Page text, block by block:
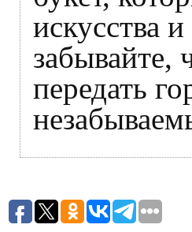
искусства
забывайте,
передать